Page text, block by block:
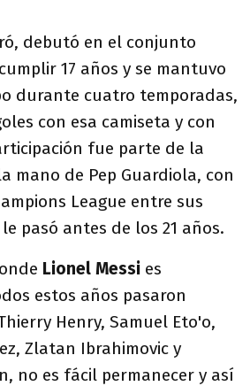
debutó en el conjunto
17 años y se mantuvo
durante cuatro temporadas,
con esa camiseta y con
fue parte de la
mano de Pep Guardiola, con
League entre sus
pasó antes de los 21 años.
Lionel Messi es
estos años pasaron
Henry, Samuel Eto'o,
Zlatan Ibrahimovic y
no es fácil permanecer y así